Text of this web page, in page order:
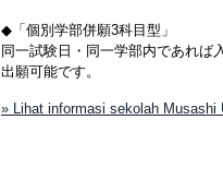
◆「個別学部併願3科目型」
同一試験日・同一学部内であれば
出願可能です。
» Lihat informasi sekolah Musashi